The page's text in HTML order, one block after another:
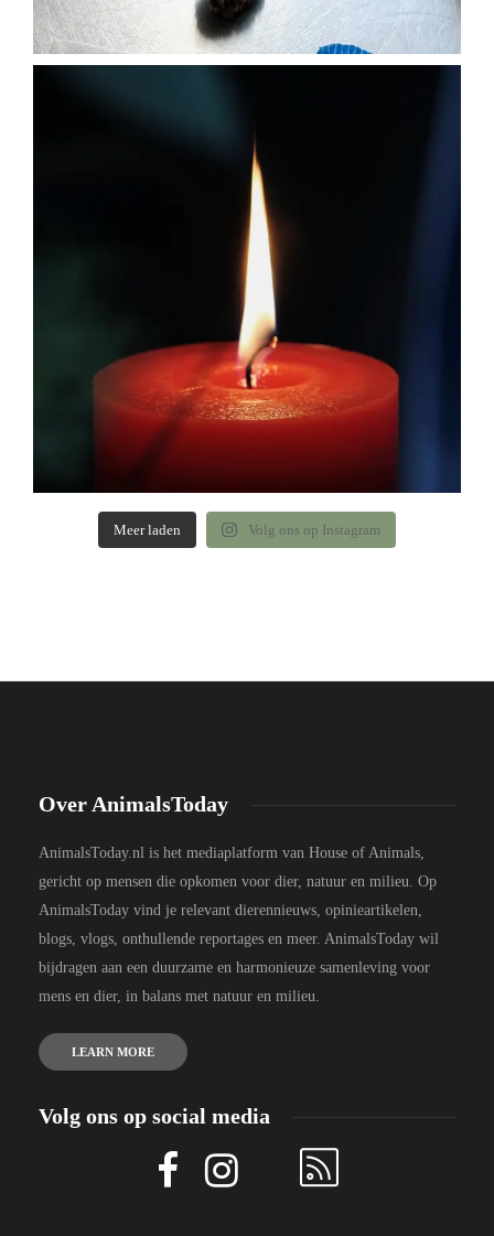
Meer laden Volg ons op Instagram
Over AnimalsToday
AnimalsToday.nl is het mediaplatform van House of Animals,
gericht op mensen die opkomen voor dier, natuur en milieu. Op
AnimalsToday vind je relevant dierennieuws, opinieartikelen,
blogs, vlogs, onthullende reportages en meer. AnimalsToday wil
bijdragen aan een duurzame en harmonieuze samenleving voor
mens en dier, in balans met natuur en milieu.
LEARN MORE
Volg ons op social media